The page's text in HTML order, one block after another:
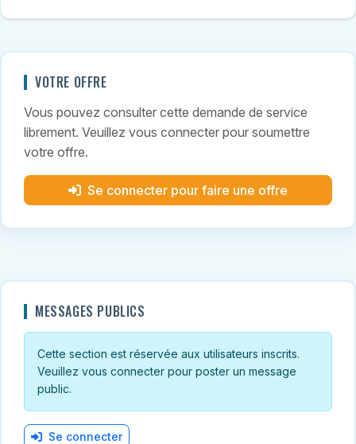
VOTRE OFFRE
Vous pouvez consulter cette demande de service
librement. Veuillez vous connecter pour soumettre
votre offre.
Se connecter pour faire une offre
MESSAGES PUBLICS
Cette section est réservée aux utilisateurs inscrits.
Veuillez vous connecter pour poster un message
public.
Se connecter